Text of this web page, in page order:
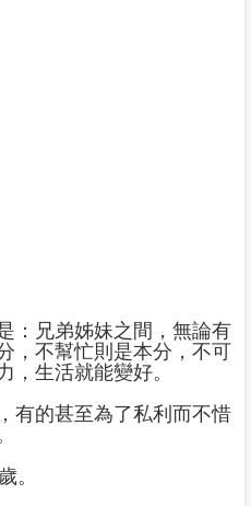
：兄弟姊妹之間，無論有
，不幫忙則是本分，不可
，生活就能變好。
有的甚至為了私利而不惜
。